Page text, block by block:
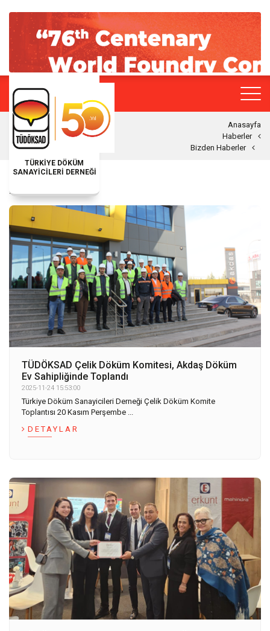
TÜRKİYE DÖKÜM
SANAYİCİLERİ DERNEĞİ
Anasayfa
Haberler
Bizden Haberler
BIZDEN HABERLER
TÜDÖKSAD Çelik Döküm Komitesi, Akdaş Döküm
Ev Sahipliğinde Toplandı
2025-11-24 15:53:00
Türkiye Döküm Sanayicileri Derneği Çelik Döküm Komite
Toplantısı 20 Kasım Perşembe ...
DETAYLAR